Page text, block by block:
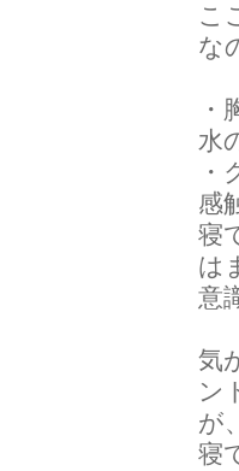
こ
な
水
感
寝
意
気
ン
が
寝